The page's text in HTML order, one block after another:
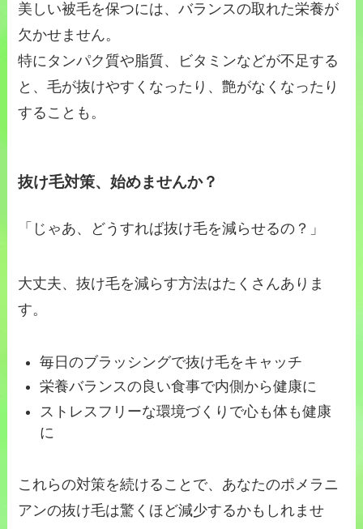
美しい被毛を保つには、バランスの取れた栄養が
欠かせません。
特にタンパク質や脂質、ビタミンなどが不足する
と、毛が抜けやすくなったり、艶がなくなったり
することも。
抜け毛対策、始めませんか？
「じゃあ、どうすれば抜け毛を減らせるの？」
大丈夫、抜け毛を減らす方法はたくさんありま
す。
毎日のブラッシングで抜け毛をキャッチ
栄養バランスの良い食事で内側から健康に
ストレスフリーな環境づくりで心も体も健康
に
これらの対策を続けることで、あなたのポメラニ
アンの抜け毛は驚くほど減少するかもしれませ